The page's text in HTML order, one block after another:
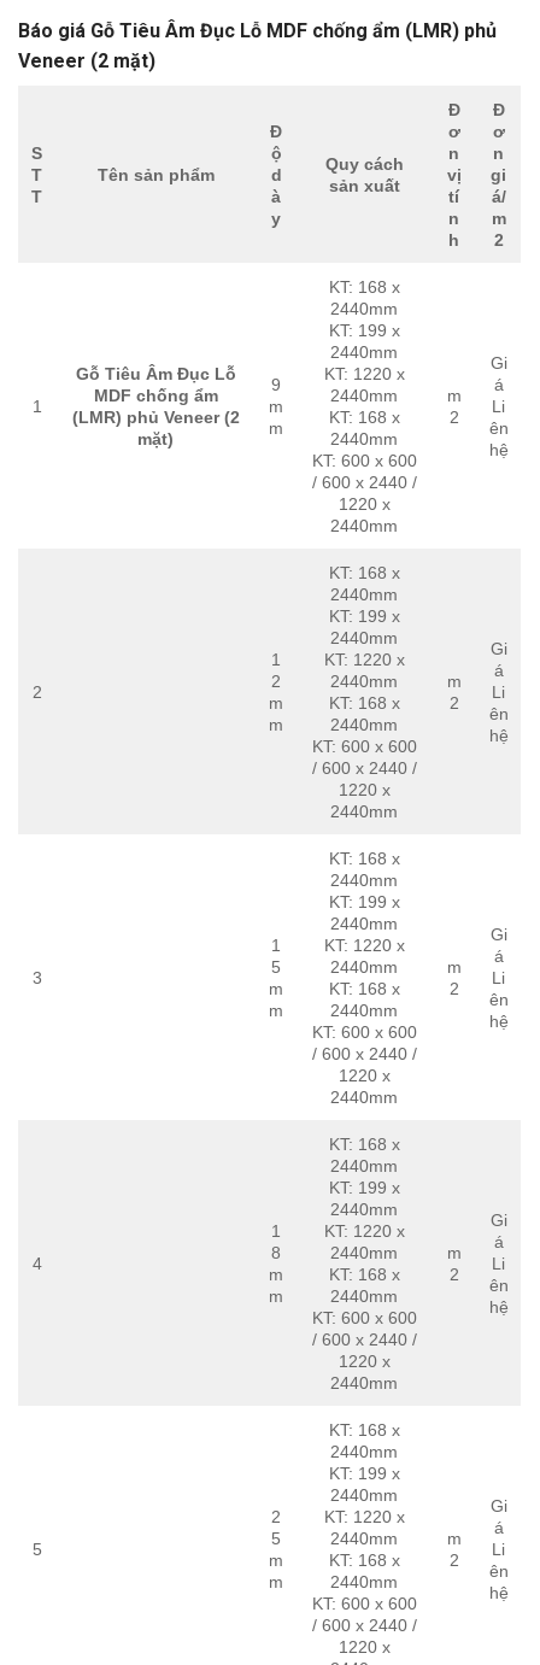
Báo giá Gỗ Tiêu Âm Đục Lỗ MDF chống ẩm (LMR) phủ
Veneer (2 mặt)
S
T
T
Tên sản phẩm
Đ
ộ
d
à
y
Quy cách
sản xuất
Đ
ơ
n
vị
tí
n
h
Đ
ơ
n
gi
á/
m
2
1
Gỗ Tiêu Âm Đục Lỗ
MDF chống ẩm
(LMR) phủ Veneer (2
mặt)
9
m
m
KT: 168 x
2440mm
KT: 199 x
2440mm
KT: 1220 x
2440mm
KT: 168 x
2440mm
KT: 600 x 600
/ 600 x 2440 /
1220 x
2440mm
m
2
Gi
á
Li
ên
hệ
2
1
2
m
m
KT: 168 x
2440mm
KT: 199 x
2440mm
KT: 1220 x
2440mm
KT: 168 x
2440mm
KT: 600 x 600
/ 600 x 2440 /
1220 x
2440mm
m
2
Gi
á
Li
ên
hệ
3
1
5
m
m
KT: 168 x
2440mm
KT: 199 x
2440mm
KT: 1220 x
2440mm
KT: 168 x
2440mm
KT: 600 x 600
/ 600 x 2440 /
1220 x
2440mm
m
2
Gi
á
Li
ên
hệ
4
1
8
m
m
KT: 168 x
2440mm
KT: 199 x
2440mm
KT: 1220 x
2440mm
KT: 168 x
2440mm
KT: 600 x 600
/ 600 x 2440 /
1220 x
2440mm
m
2
Gi
á
Li
ên
hệ
5
2
5
m
m
KT: 168 x
2440mm
KT: 199 x
2440mm
KT: 1220 x
2440mm
KT: 168 x
2440mm
KT: 600 x 600
/ 600 x 2440 /
1220 x
m
2
Gi
á
Li
ên
hệ